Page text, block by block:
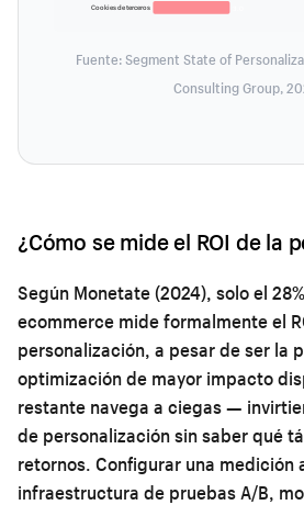
Cookies de terceros
Fuente: Segment State of
Consulting Group,
¿Cómo se mide el ROI de la
Según Monetate (2024), solo el
ecommerce mide formalmente el
personalización, a pesar de ser la
optimización de mayor impacto
restante navega a ciegas —
de personalización sin saber qué
retornos. Configurar una medición
infraestructura de pruebas A/B,